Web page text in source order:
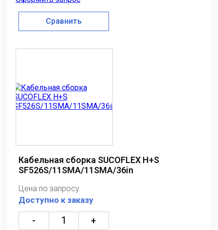
Сравнить
Кабельная сборка SUCOFLEX H+S
SF526S/11SMA/11SMA/36in
Цена по запросу
Доступно к заказу
- +